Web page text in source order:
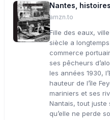
Nantes,
amzn.to
Fille des eaux,
siècle a
commerce
ses pêcheurs
les années 1930,
hauteur de l’île
mariniers et ses
Nantais, tout juste
qu’elle ne perde